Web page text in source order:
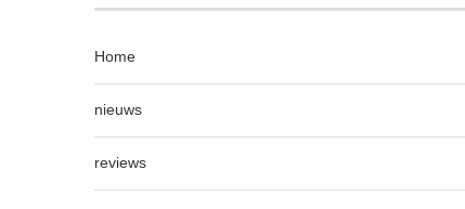
Home
nieuws
reviews